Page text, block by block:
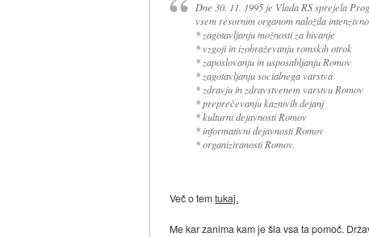
Dne 30. 11. 1995 je Vlada RS sprejela
vsem resornim organom naložila
* zagotavljanju možnosti za bivanje
* vzgoji in izobraževanju romskih otrok
* zaposlovanju in usposabljanju Romov
* zagotavljanju socialnega varstva
* zdravju in zdravstvenem varstvu Romov
* preprečevanju kaznivih dejanj
* kulturni dejavnosti Romov
* informativni dejavnosti Romov
* organiziranosti Romov.
Več o temtukaj.
Me kar zanima kam je šla vsa ta pomoč.